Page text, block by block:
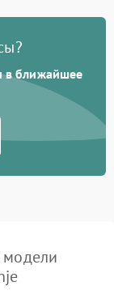
в ближайшее